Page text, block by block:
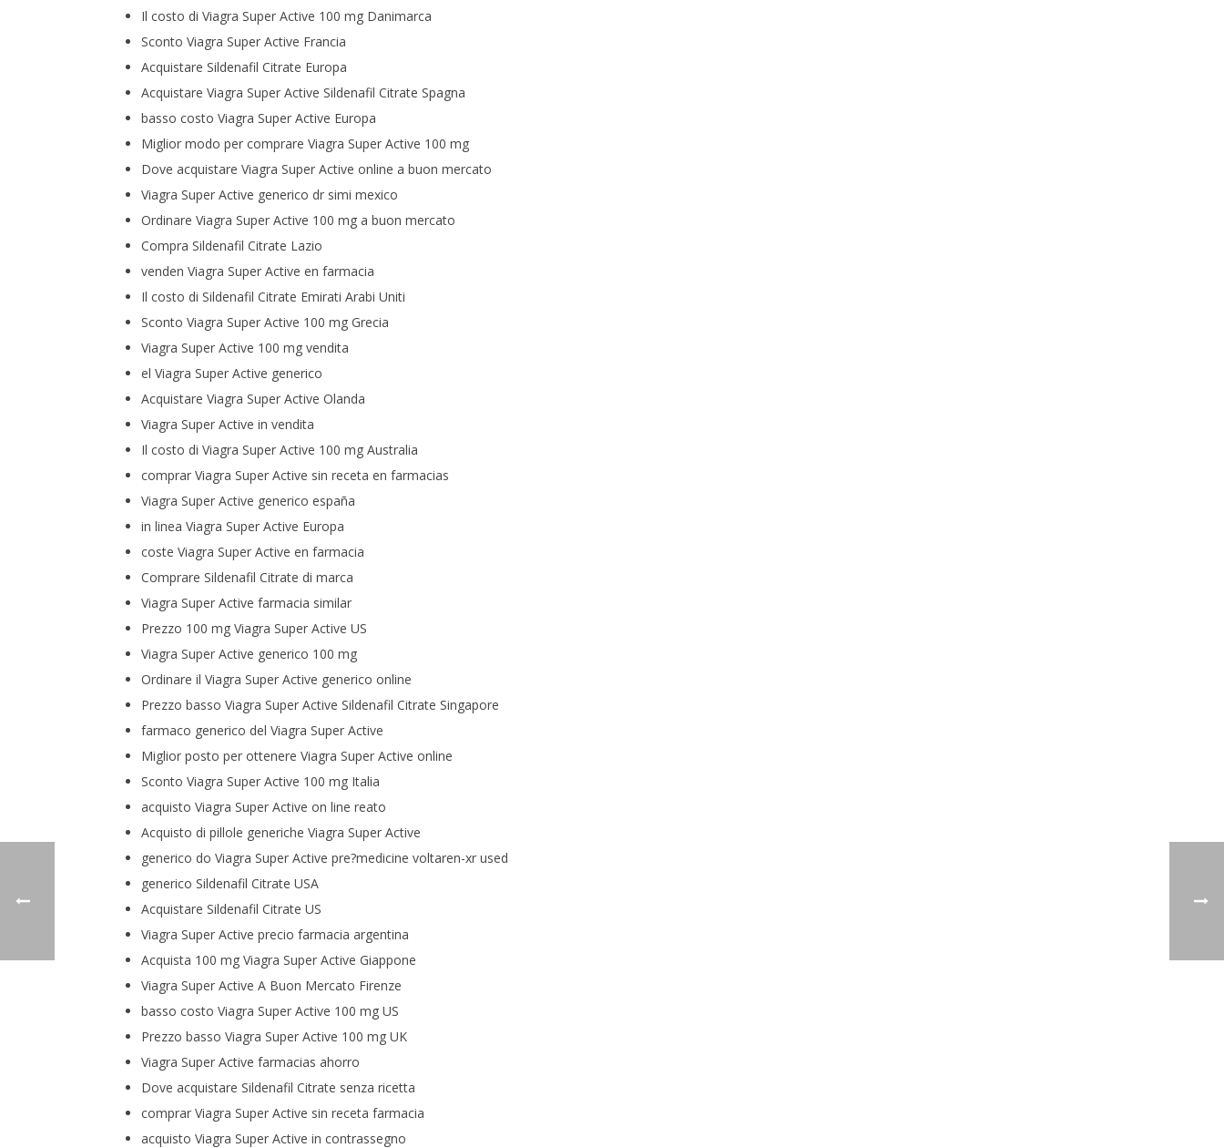
Il costo di Viagra Super Active 100 mg Danimarca
Sconto Viagra Super Active Francia
Acquistare Sildenafil Citrate Europa
Acquistare Viagra Super Active Sildenafil Citrate Spagna
basso costo Viagra Super Active Europa
Miglior modo per comprare Viagra Super Active 100 mg
Dove acquistare Viagra Super Active online a buon mercato
Viagra Super Active generico dr simi mexico
Ordinare Viagra Super Active 100 mg a buon mercato
Compra Sildenafil Citrate Lazio
venden Viagra Super Active en farmacia
Il costo di Sildenafil Citrate Emirati Arabi Uniti
Sconto Viagra Super Active 100 mg Grecia
Viagra Super Active 100 mg vendita
el Viagra Super Active generico
Acquistare Viagra Super Active Olanda
Viagra Super Active in vendita
Il costo di Viagra Super Active 100 mg Australia
comprar Viagra Super Active sin receta en farmacias
Viagra Super Active generico españa
in linea Viagra Super Active Europa
coste Viagra Super Active en farmacia
Comprare Sildenafil Citrate di marca
Viagra Super Active farmacia similar
Prezzo 100 mg Viagra Super Active US
Viagra Super Active generico 100 mg
Ordinare il Viagra Super Active generico online
Prezzo basso Viagra Super Active Sildenafil Citrate Singapore
farmaco generico del Viagra Super Active
Miglior posto per ottenere Viagra Super Active online
Sconto Viagra Super Active 100 mg Italia
acquisto Viagra Super Active on line reato
Acquisto di pillole generiche Viagra Super Active
generico do Viagra Super Active pre?medicine voltaren-xr used
generico Sildenafil Citrate USA
Acquistare Sildenafil Citrate US
Viagra Super Active precio farmacia argentina
Acquista 100 mg Viagra Super Active Giappone
Viagra Super Active A Buon Mercato Firenze
basso costo Viagra Super Active 100 mg US
Prezzo basso Viagra Super Active 100 mg UK
Viagra Super Active farmacias ahorro
Dove acquistare Sildenafil Citrate senza ricetta
comprar Viagra Super Active sin receta farmacia
acquisto Viagra Super Active in contrassegno